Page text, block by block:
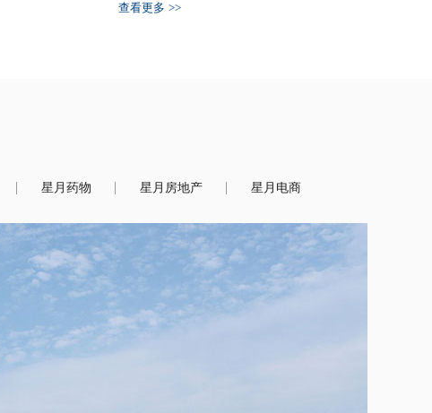
查看更多 >>
星月药物 星月房地产 星月电商